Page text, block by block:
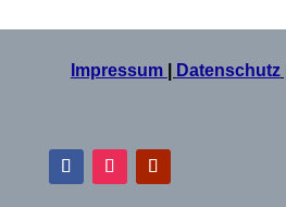
Impressum Datenschutz|